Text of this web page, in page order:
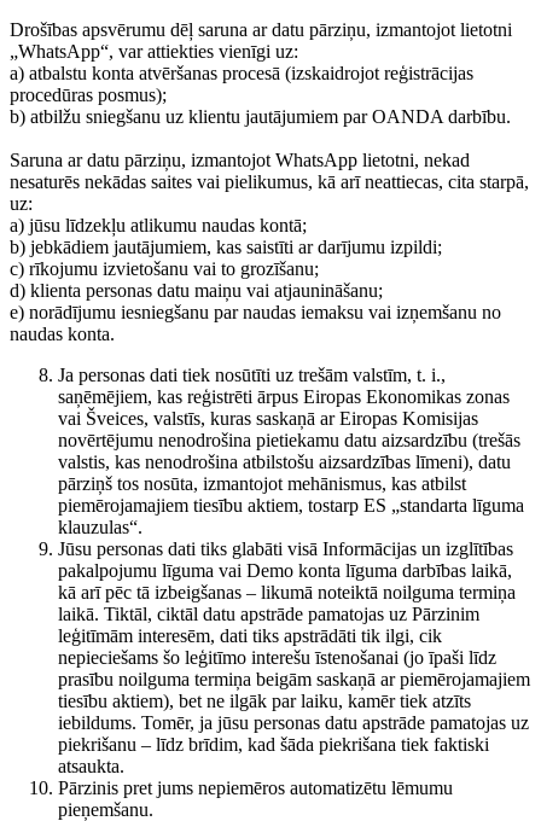
Drošības apsvērumu dēļ saruna ar datu pārziņu, izmantojot lietotni
„WhatsApp“, var attiekties vienīgi uz:
a) atbalstu konta atvēršanas procesā (izskaidrojot reģistrācijas
procedūras posmus);
b) atbilžu sniegšanu uz klientu jautājumiem par OANDA darbību.
Saruna ar datu pārziņu, izmantojot WhatsApp lietotni, nekad
nesaturēs nekādas saites vai pielikumus, kā arī neattiecas, cita starpā,
uz:
a) jūsu līdzekļu atlikumu naudas kontā;
b) jebkādiem jautājumiem, kas saistīti ar darījumu izpildi;
c) rīkojumu izvietošanu vai to grozīšanu;
d) klienta personas datu maiņu vai atjaunināšanu;
e) norādījumu iesniegšanu par naudas iemaksu vai izņemšanu no
naudas konta.
Ja personas dati tiek nosūtīti uz trešām valstīm, t. i.,
saņēmējiem, kas reģistrēti ārpus Eiropas Ekonomikas zonas
vai Šveices, valstīs, kuras saskaņā ar Eiropas Komisijas
novērtējumu nenodrošina pietiekamu datu aizsardzību (trešās
valstis, kas nenodrošina atbilstošu aizsardzības līmeni), datu
pārziņš tos nosūta, izmantojot mehānismus, kas atbilst
piemērojamajiem tiesību aktiem, tostarp ES „standarta līguma
klauzulas“.
Jūsu personas dati tiks glabāti visā Informācijas un izglītības
pakalpojumu līguma vai Demo konta līguma darbības laikā,
kā arī pēc tā izbeigšanas – likumā noteiktā noilguma termiņa
laikā. Tiktāl, ciktāl datu apstrāde pamatojas uz Pārzinim
leģitīmām interesēm, dati tiks apstrādāti tik ilgi, cik
nepieciešams šo leģitīmo interešu īstenošanai (jo īpaši līdz
prasību noilguma termiņa beigām saskaņā ar piemērojamajiem
tiesību aktiem), bet ne ilgāk par laiku, kamēr tiek atzīts
iebildums. Tomēr, ja jūsu personas datu apstrāde pamatojas uz
piekrišanu – līdz brīdim, kad šāda piekrišana tiek faktiski
atsaukta.
Pārzinis pret jums nepiemēros automatizētu lēmumu
pieņemšanu.